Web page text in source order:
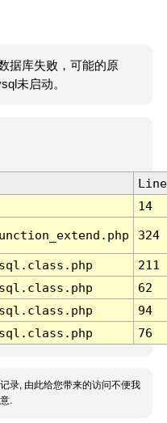
据库失败，可能的原
未启动。
Line
14
324
211
62
94
76
录, 由此给您带来的访问不便我
.